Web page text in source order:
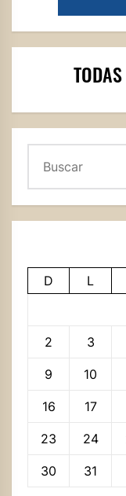
D L
2 3
9 10
16 17
23 24
30
31